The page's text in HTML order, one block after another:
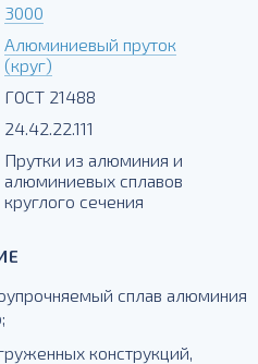
3000
Алюминиевый пруток
(круг)
ГОСТ 21488
24.42.22.111
Прутки из алюминия и
алюминиевых сплавов
круглого сечения
сплав алюминия
конструкций,